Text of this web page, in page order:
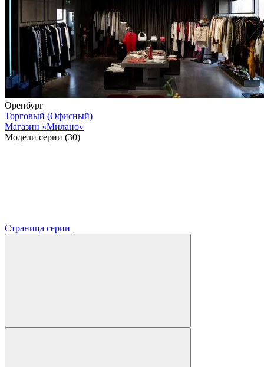
Оренбург
Торговый (Офисный)
Магазин «Милано»
Модели серии (30)
Страница серии